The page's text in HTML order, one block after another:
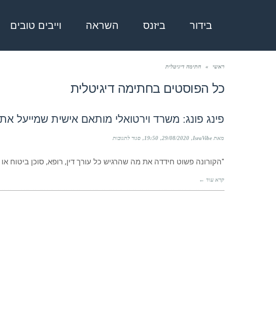
בידור ביזנס השראה וייבים טובים
ראשי » חתימה דיגיטלית
כל הפוסטים בחתימה דיגיטלית
פינג פונג: משרד וירטואלי מותאם אישית שמייעל
מאת IsraVibe 29/08/2020
19:50 סגור לתגובות
משרד
"הקורונה פשוט חידדה את מה שהרגיש כל עורך דין, רופא, סוכן ביטוח
קרא עוד ←